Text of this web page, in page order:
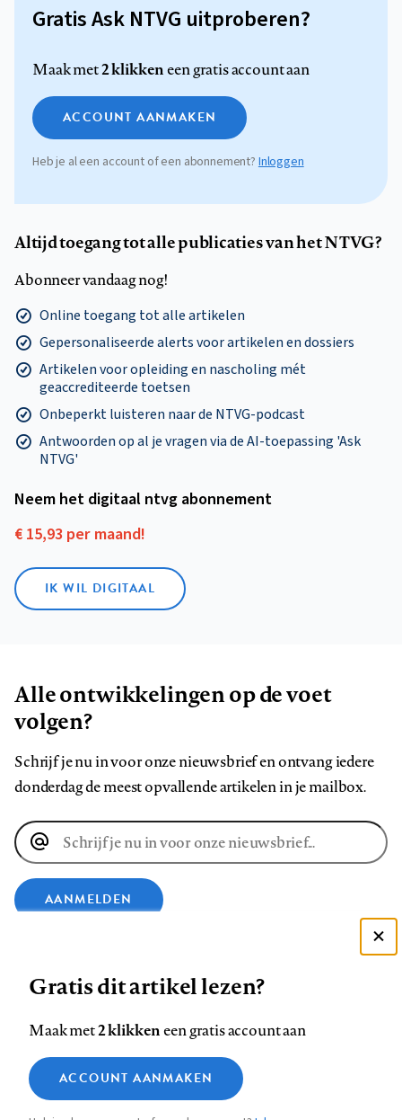
Gratis Ask NTVG uitproberen?
Maak met2 klikkeneen gratis account aan
ACCOUNT AANMAKEN
Heb je al een account of een abonnement?Inloggen
Altijd toegang tot alle publicaties van het NTVG?
Abonneer vandaag nog!
Online toegang tot alle artikelen
Gepersonaliseerde alerts voor artikelen en dossiers
Artikelen voor opleiding en nascholing mét
geaccrediteerde toetsen
Onbeperkt luisteren naar de NTVG-podcast
Antwoorden op al je vragen via de AI-toepassing 'Ask
NTVG'
Neem het digitaal ntvg abonnement
€ 15,93 per maand!
IK WIL DIGITAAL
Alle ontwikkelingen op de voet
volgen?
Schrijf je nu in voor onze nieuwsbrief en ontvang iedere
donderdag de meest opvallende artikelen in je mailbox.
E-
mailadres
AANMELDEN
op
Facebook
op
LinkedIn
op
Bluesky
ons
op
InstagramYouTube
Footer
Contact Colofon Disclaimer Privacy
Medische vragen verdienen
betrouwbare antwoorden
Gratis dit artikel lezen?
Maak met2 klikkeneen gratis account aan
ACCOUNT AANMAKEN
Zie onze cookie policy
Functionele cookies
Analytische cookies